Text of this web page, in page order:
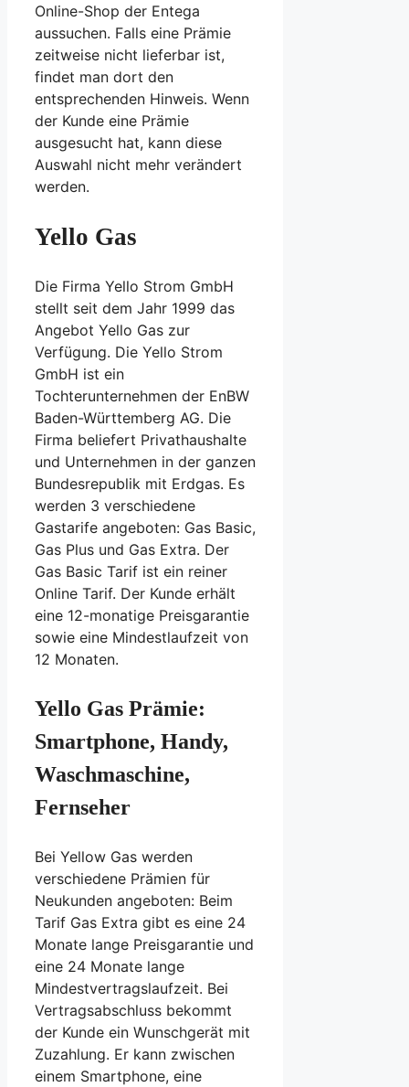
Online-Shop der Entega
aussuchen. Falls eine Prämie
zeitweise nicht lieferbar ist,
findet man dort den
entsprechenden Hinweis. Wenn
der Kunde eine Prämie
ausgesucht hat, kann diese
Auswahl nicht mehr verändert
werden.
Yello Gas
Die Firma Yello Strom GmbH
stellt seit dem Jahr 1999 das
Angebot Yello Gas zur
Verfügung. Die Yello Strom
GmbH ist ein
Tochterunternehmen der EnBW
Baden-Württemberg AG. Die
Firma beliefert Privathaushalte
und Unternehmen in der ganzen
Bundesrepublik mit Erdgas. Es
werden 3 verschiedene
Gastarife angeboten: Gas Basic,
Gas Plus und Gas Extra. Der
Gas Basic Tarif ist ein reiner
Online Tarif. Der Kunde erhält
eine 12-monatige Preisgarantie
sowie eine Mindestlaufzeit von
12 Monaten.
Yello Gas Prämie:
Smartphone, Handy,
Waschmaschine,
Fernseher
Bei Yellow Gas werden
verschiedene Prämien für
Neukunden angeboten: Beim
Tarif Gas Extra gibt es eine 24
Monate lange Preisgarantie und
eine 24 Monate lange
Mindestvertragslaufzeit. Bei
Vertragsabschluss bekommt
der Kunde ein Wunschgerät mit
Zuzahlung. Er kann zwischen
einem Smartphone, eine